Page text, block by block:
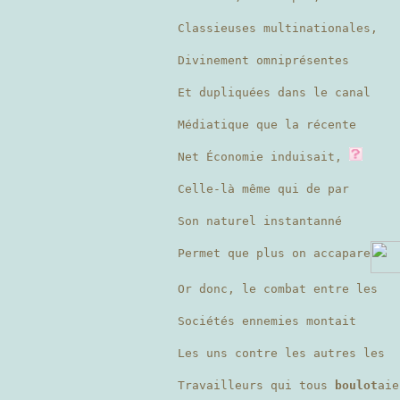
Classieuses multinationales,
Divinement omniprésentes
Et dupliquées dans le canal
Médiatique que la récente
Net Économie induisait,
Celle-là même qui de par
Son naturel instantanné
Permet que plus on accapare
Or donc, le combat entre les
Sociétés ennemies montait
Les uns contre les autres les
Travailleurs qui tous boulot